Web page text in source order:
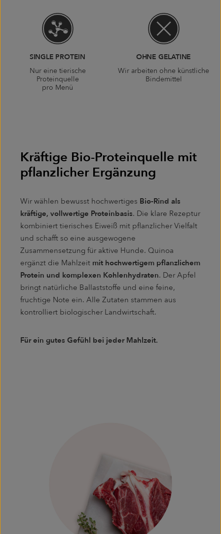
SINGLE PROTEIN
Nur eine tierische
Proteinquelle
pro Menü
OHNE GELATINE
Wir arbeiten ohne künstliche
Bindemittel
Kräftige Bio-Proteinquelle mit
pflanzlicher Ergänzung
Wir wählen bewusst hochwertiges Bio-Rind als
kräftige, vollwertige Proteinbasis. Die klare Rezeptur
kombiniert tierisches Eiweiß mit pflanzlicher Vielfalt
und schafft so eine ausgewogene
Zusammensetzung für aktive Hunde. Quinoa
ergänzt die Mahlzeit mit hochwertigem pflanzlichem
Protein und komplexen Kohlenhydraten. Der Apfel
bringt natürliche Ballaststoffe und eine feine,
fruchtige Note ein. Alle Zutaten stammen aus
kontrolliert biologischer Landwirtschaft.
Für ein gutes Gefühl bei jeder Mahlzeit.